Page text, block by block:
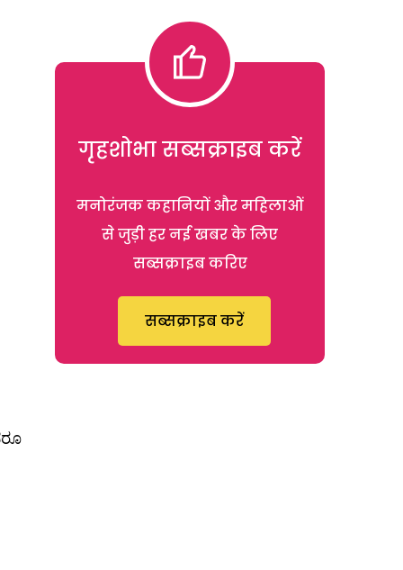
गृहशोभा सब्सक्राइब करें
मनोरंजक कहानियों और महिलाओं
से जुड़ी हर नई खबर के लिए
सब्सक्राइब करिए
सब्सक्राइब करें